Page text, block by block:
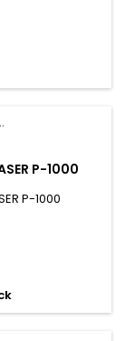
P-1000
P-1000